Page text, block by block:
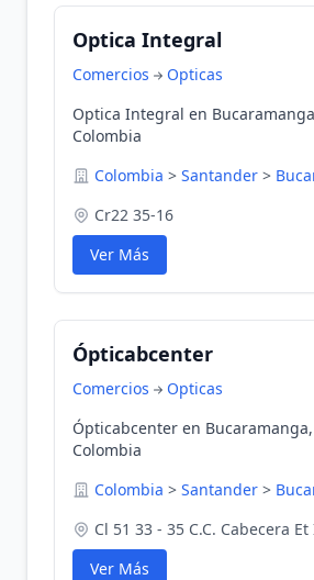
Optica Integral
Comercios
Opticas
Optica Integral en
Colombia
Colombia > Santander >
Cr22 35-16
Ver Más
Ópticabcenter
Comercios
Opticas
Ópticabcenter en
Colombia
Colombia > Santander >
Cl 51 33 - 35 C.C. Cabecera
Ver Más